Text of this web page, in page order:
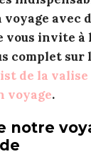
avec
vous invite à
complet sur
de la valise
voyage.
notre